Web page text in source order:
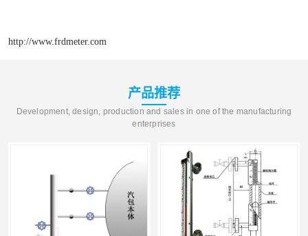
http://www.frdmeter.com
产品推荐
Development, design, production and sales in one of the manufacturing
enterprises